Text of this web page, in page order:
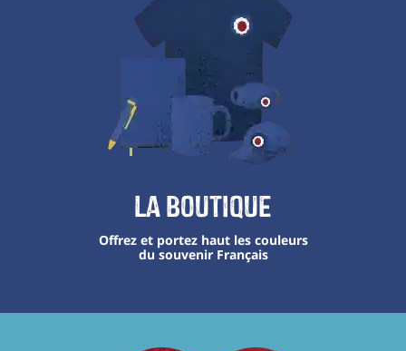
La boutique
Offrez et portez haut les couleurs
du souvenir Français